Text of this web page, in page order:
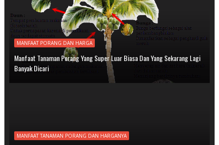
MANFAAT PORANG DAN HARGA
Manfaat Tanaman Porang Yang Super Luar Biasa Dan Yang Sekarang Lagi
Banyak Dicari
MANFAAT TANAMAN PORANG DAN HARGANYA